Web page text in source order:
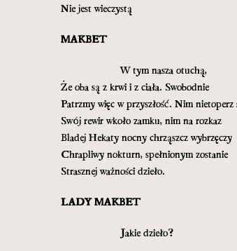
Nie jest wieczystą
MAKBET
W tym nasza otuchą,
Że oba są z krwi i z ciała. Swobodnie
Patrzmy więc w przyszłość. Nim nietoperz
Swój rewir wkoło zamku, nim na rozkaz
Bladej Hekaty nocny chrząszcz wybrzęczy
Chrapliwy nokturn, spełnionym zostanie
Strasznej ważności dzieło.
LADY MAKBET
Jakie dzieło?